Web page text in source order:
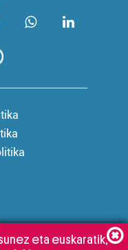
eta euskaratik,